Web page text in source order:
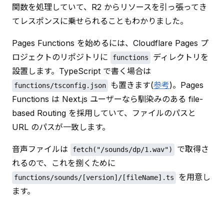
関数を処理していて、R2 からリソースを引っ張ってき
てレスポンスに乗せられることもわかりました。
Pages Functions を始めるには、Cloudflare Pages プ
ロジェクトのリポジトリに
functions
ディレクトリを
設置します。TypeScript で書く場合は
functions/tsconfig.json も置きます(参考)。Pages
Functions は Next.js ユーザーなら馴染みのある file-
based Routing を採用していて、ファイルのパスと
URL のパスが一致します。
音声ファイルは fetch("/sounds/dp/1.wav")
で取得さ
れるので、これを捌くために
functions/sounds/[version]/[fileName].ts
を用意し
ます。